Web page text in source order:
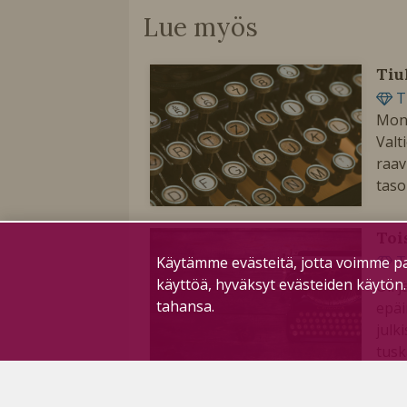
Lue myös
Oli
Käytämme evästeitä, jotta voimme
käyttöä, hyväksyt evästeiden
tahansa.